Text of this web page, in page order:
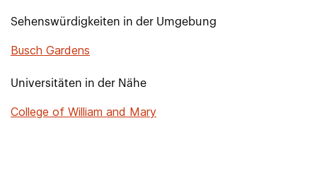
Sehenswürdigkeiten in der Umgebung
Busch Gardens
Universitäten in der Nähe
College of William and Mary